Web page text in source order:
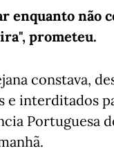
enquanto não
prometeu.
constava,
e interditados
Portuguesa